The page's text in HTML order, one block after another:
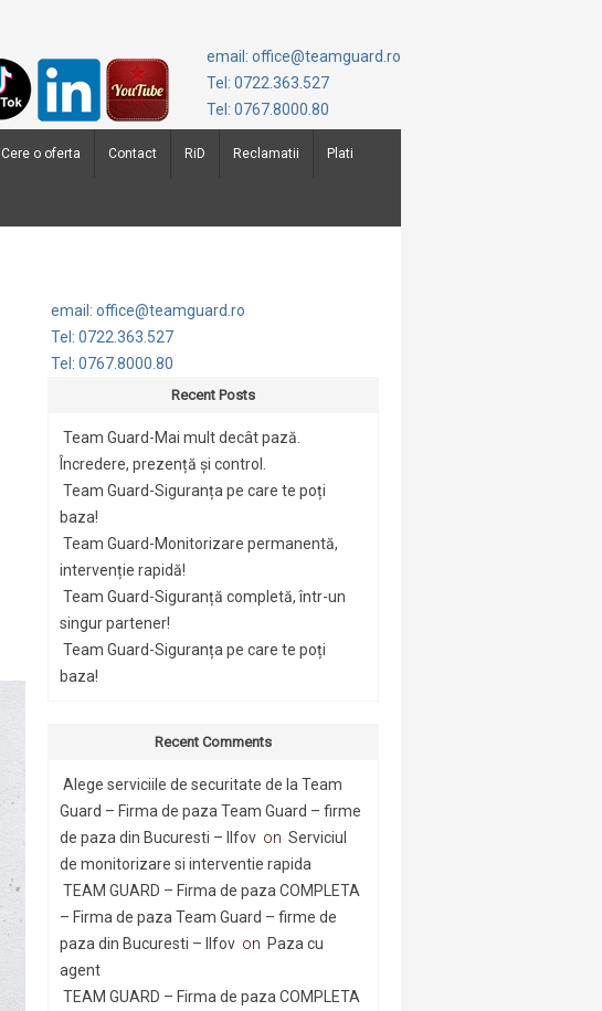
email: office@teamguard.ro
Tel: 0722.363.527
Tel: 0767.8000.80
Cere o oferta Contact RiD Reclamatii Plati
email: office@teamguard.ro
Tel: 0722.363.527
Tel: 0767.8000.80
Recent Posts
Team Guard-Mai mult decât pază.
Încredere, prezență și control.
Team Guard-Siguranța pe care te poți
baza!
Team Guard-Monitorizare permanentă,
intervenție rapidă!
Team Guard-Siguranță completă, într-un
singur partener!
Team Guard-Siguranța pe care te poți
baza!
Recent Comments
Alege serviciile de securitate de la Team
Guard – Firma de paza Team Guard – firme
de paza din Bucuresti – Ilfov on Serviciul
de monitorizare si interventie rapida
TEAM GUARD – Firma de paza COMPLETA
– Firma de paza Team Guard – firme de
paza din Bucuresti – Ilfov on Paza cu
agent
TEAM GUARD – Firma de paza COMPLETA